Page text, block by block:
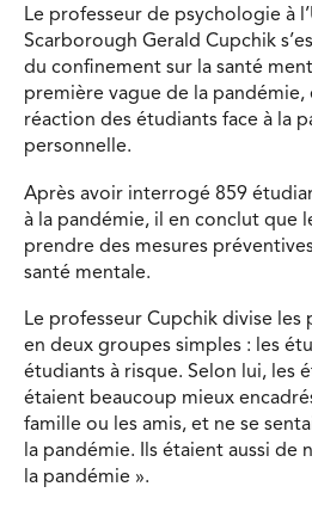
Le professeur de psychologie à
Scarborough Gerald Cupchik
du confinement sur la santé
première vague de la pandémie,
réaction des étudiants face à la
personnelle.
Après avoir interrogé 859
à la pandémie, il en conclut que
prendre des mesures
santé mentale.
Le professeur Cupchik divise
en deux groupes simples : les
étudiants à risque. Selon lui, les
étaient beaucoup mieux
famille ou les amis, et ne se
la pandémie. Ils étaient aussi de
la pandémie ».